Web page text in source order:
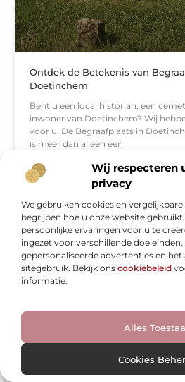
Wij respecteren
privacy
We gebruiken cookies en
begrijpen hoe u onze website
persoonlijke ervaringen voor u te
ingezet voor verschillende
gepersonaliseerde advertenties en het
sitegebruik. Bekijk ons cookiebeleid
informatie.
Alles
Cookies
Ontdek de Betekenis van
Doetinchem
Bent u een local historian, een
inwoner van Doetinchem? Wij
voor u. De Begraafplaats in
is meer dan alleen een